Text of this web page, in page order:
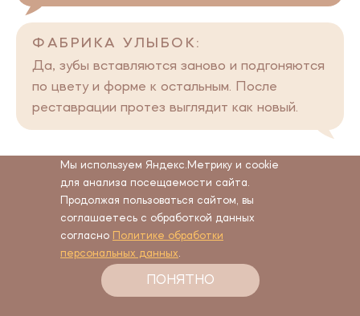
ФАБРИКА УЛЫБОК:
Да, зубы вставляются заново и подгоняются
по цвету и форме к остальным. После
реставрации протез выглядит как новый.
Как понять, что ремонт больше
нецелесообразен?
ФАБРИКА УЛЫБОК:
Если протезу больше 10 лет, а материал
ПОНЯТНО
Мы используем Яндекс.Метрику и cookie
для анализа посещаемости сайта.
Продолжая пользоваться сайтом, вы
соглашаетесь с обработкой данных
согласно
Политике обработки
персональных данных.